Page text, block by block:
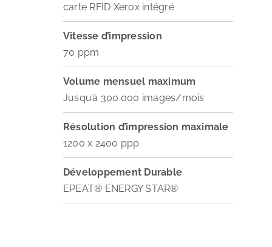
carte RFID Xerox intégré
Vitesse d’impression
70 ppm
Volume mensuel maximum
Jusqu’à 300.000 images/mois
Résolution d’impression maximale
1200 x 2400 ppp
Développement Durable
EPEAT® ENERGY STAR®